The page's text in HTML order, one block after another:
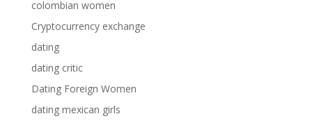
colombian women
Cryptocurrency exchange
dating
dating critic
Dating Foreign Women
dating mexican girls